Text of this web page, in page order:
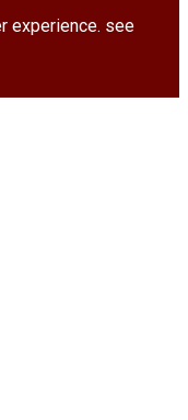
experience. see